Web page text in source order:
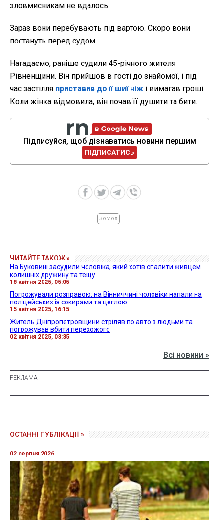
зловмисникам не вдалось.
Зараз вони перебувають під вартою. Скоро вони
постануть перед судом.
Нагадаємо, раніше судили 45-річного жителя
Рівненщини. Він прийшов в гості до знайомої, і під
час застілля приставив до її шиї ніж і вимагав гроші.
Коли жінка відмовила, він почав її душити та бити.
Підписуйся, щоб дізнаватись новини першим
ПІДПИСАТИСЬ
ЗАМАХ
ЧИТАЙТЕ ТАКОЖ »
На Буковині засудили чоловіка, який хотів спалити живцем
колишніх дружину та тещу
18 квітня 2025, 05:05
Погрожували розправою: на Вінниччині чоловіки напали на
поліцейських із сокирами та цеглою
15 квітня 2025, 16:15
Житель Дніпропетровщини стріляв по авто з людьми та
погрожував вбити перехожого
02 квітня 2025, 03:35
Всі новини »
ОСТАННІ ПУБЛІКАЦІЇ »
02 серпня 2026